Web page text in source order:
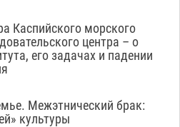
Каспийского морского
центра – о
его задачах и падении
Межэтнический брак:
культуры